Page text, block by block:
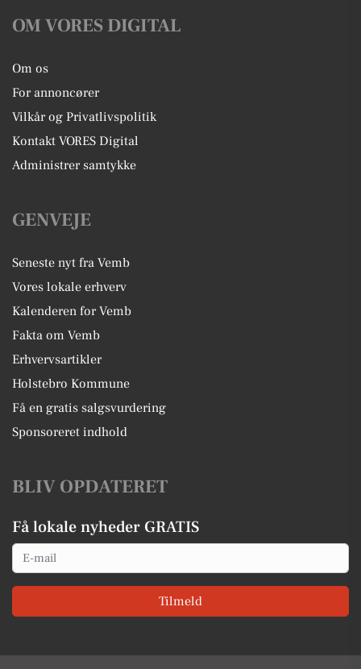
OM VORES DIGITAL
Om os
For annoncører
Vilkår og Privatlivspolitik
Kontakt VORES Digital
Administrer samtykke
GENVEJE
Seneste nyt fra Vemb
Vores lokale erhverv
Kalenderen for Vemb
Fakta om Vemb
Erhvervsartikler
Holstebro Kommune
Få en gratis salgsvurdering
Sponsoreret indhold
BLIV OPDATERET
Få lokale nyheder GRATIS
Email
Tilmeld